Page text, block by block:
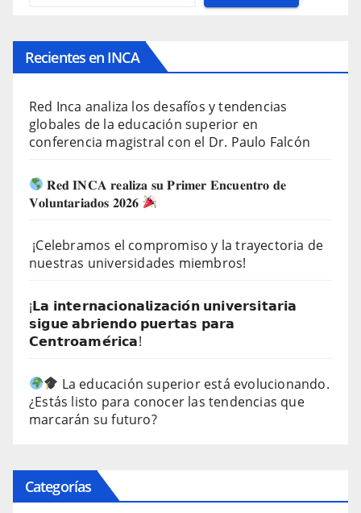
Recientes en INCA
Red Inca analiza los desafíos y tendencias
globales de la educación superior en
conferencia magistral con el Dr. Paulo Falcón
𝐑𝐞𝐝 𝐈𝐍𝐂𝐀 𝐫𝐞𝐚𝐥𝐢𝐳𝐚 𝐬𝐮 𝐏𝐫𝐢𝐦𝐞𝐫 𝐄𝐧𝐜𝐮𝐞𝐧𝐭𝐫𝐨 𝐝𝐞
𝐕𝐨𝐥𝐮𝐧𝐭𝐚𝐫𝐢𝐚𝐝𝐨𝐬 𝟐𝟎𝟐𝟔
¡Celebramos el compromiso y la trayectoria de
nuestras universidades miembros!
¡𝗟𝗮 𝗶𝗻𝘁𝗲𝗿𝗻𝗮𝗰𝗶𝗼𝗻𝗮𝗹𝗶𝘇𝗮𝗰𝗶𝗼́𝗻 𝘂𝗻𝗶𝘃𝗲𝗿𝘀𝗶𝘁𝗮𝗿𝗶𝗮
𝘀𝗶𝗴𝘂𝗲 𝗮𝗯𝗿𝗶𝗲𝗻𝗱𝗼 𝗽𝘂𝗲𝗿𝘁𝗮𝘀 𝗽𝗮𝗿𝗮
𝗖𝗲𝗻𝘁𝗿𝗼𝗮𝗺𝗲́𝗿𝗶𝗰𝗮!
La educación superior está evolucionando.
¿Estás listo para conocer las tendencias que
marcarán su futuro?
Categorías